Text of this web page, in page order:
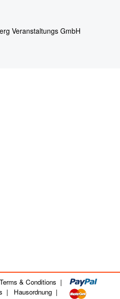
Veranstaltungs GmbH
Terms & Conditions |
| Hausordnung |